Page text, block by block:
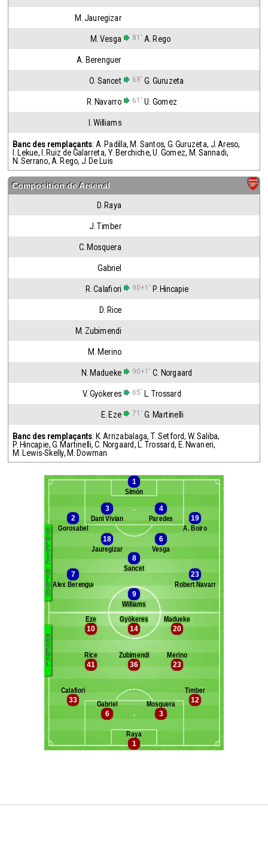
M. Jauregizar
M. Vesga 81' A. Rego
A. Berenguer
O. Sancet 68' G. Guruzeta
R. Navarro 61' U. Gomez
I. Williams
Banc des remplaçants: A. Padilla, M. Santos, G. Guruzeta, J. Areso,
I. Lekue, I. Ruiz de Galarreta, Y. Berchiche,U. Gomez, M. Sannadi,
N. Serrano, A. Rego, J. De Luis
Composition deArsenal
D. Raya
J. Timber
C. Mosquera
Gabriel
R. Calafiori 90+1' P. Hincapie
D. Rice
M. Zubimendi
M. Merino
N. Madueke 90+1' C. Norgaard
V. Gyökeres 65' L. Trossard
E. Eze 71' G. Martinelli
Banc des remplaçants: K. Arrizabalaga, T. Setford, W. Saliba,
P. Hincapie,G. Martinelli,C. Norgaard, L. Trossard, E. Nwaneri,
M. Lewis-Skelly, M. Dowman